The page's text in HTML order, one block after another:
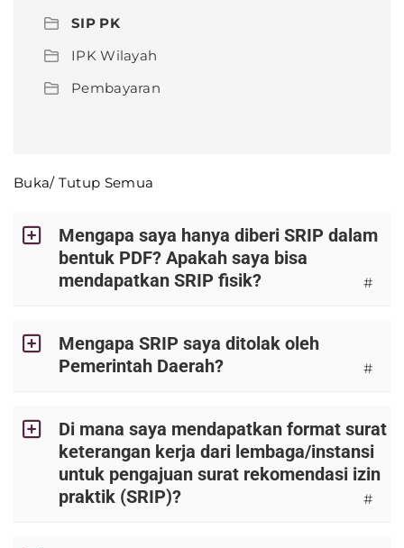
SIP PK
IPK Wilayah
Pembayaran
Buka/ Tutup Semua
Mengapa saya hanya diberi SRIP dalam
bentuk PDF? Apakah saya bisa
mendapatkan SRIP fisik?
#
Mengapa SRIP saya ditolak oleh
Pemerintah Daerah?
#
Di mana saya mendapatkan format surat
keterangan kerja dari lembaga/instansi
untuk pengajuan surat rekomendasi izin
praktik (SRIP)?
#